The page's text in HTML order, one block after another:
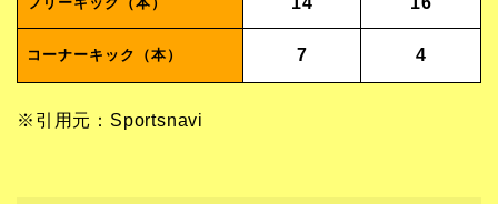
コーナーキック（本） 7 4
※引用元：Sportsnavi